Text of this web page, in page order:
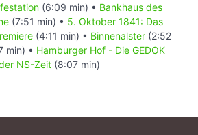
(6:09 min) • Bankhaus des
(7:51 min) • 5. Oktober 1841: Das
(4:11 min) • Binnenalster (2:52
min) • Hamburger Hof - Die GEDOK
NS-Zeit (8:07 min)